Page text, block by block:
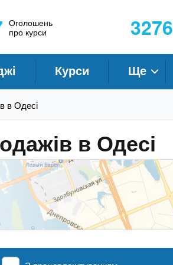
Оголошень
про курси
3276
Курси Ще
в Одесі
в Одесі